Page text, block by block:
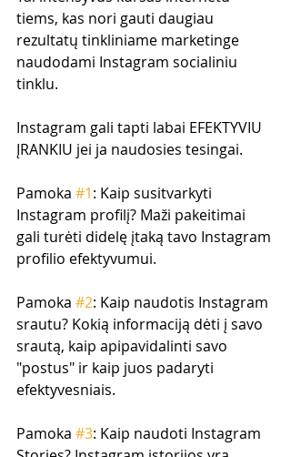
tiems, kas nori gauti daugiau
rezultatų tinkliniame marketinge
naudodami Instagram socialiniu
tinklu.
Instagram gali tapti labai EFEKTYVIU
ĮRANKIU jei ja naudosies tesingai.
Pamoka #1: Kaip susitvarkyti
Instagram profilį? Maži pakeitimai
gali turėti didelę įtaką tavo Instagram
profilio efektyvumui.
Pamoka #2: Kaip naudotis Instagram
srautu? Kokią informaciją dėti į savo
srautą, kaip apipavidalinti savo
"postus" ir kaip juos padaryti
efektyvesniais.
Pamoka #3: Kaip naudoti Instagram